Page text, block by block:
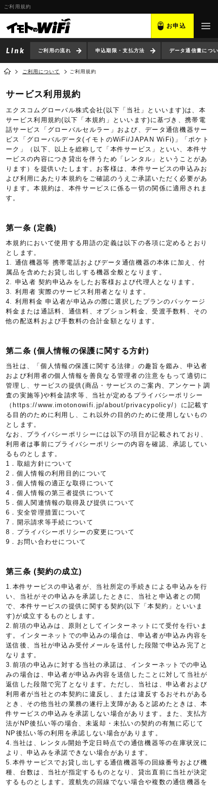
ご利用規約
お申込
ご利用の流れ 申込期限・支払方法 データ通信量につ
ご利用について ご利用規約
サービス利用規約
エクスコムグローバル株式会社(以下「当社」といいます)は、本
サービス利用規約(以下「本規約」といいます)に基づき、携帯電
話サービス「グローバルセルラー」および、データ通信機器サー
ビス「グローバルデータ(イモトのWiFi/JAPAN WiFi)」「ポケト
ーク」（以下、以上を総称して「本件サービス」といい、本件サ
ービスの内容につき貸出を伴うため「レンタル」ということがあ
ります）を提供いたします。お客様は、本件サービスの申込みお
よび利用にあたり本規約をご確認のうえご承諾いただく必要があ
ります。本規約は、本件サービスに係る一切の関係に適用されま
す。
第一条 (定義)
本規約において使用する用語の定義は以下の各項に定めるとおり
とします。
1. 通信機器等 携帯電話およびデータ通信機器の本体に加え、付
属品を含めたお貸し出しする機器全般となります。
2. 申込者 契約申込みをしたお客様および代理人となります。
3. 利用者 実際のサービス利用者となります。
4. 利用料金 申込者が申込みの際に選択したプランのパッケージ
料金または通話料、通信料、オプション料金、受渡手数料、その
他の配送料および手数料の合計金額となります。
第二条 (個人情報の保護に関する方針)
当社は、「個人情報の保護に関する法律」の趣旨を鑑み、申込者
および利用者の個人情報を善良なる管理者の注意をもって適切に
管理し、サービスの提供(商品・サービスのご案内、アンケート調
査の実施等)や料金請求等、当社が定めるプライバシーポリシー
（https://www.imotonowifi.jp/about/privacypolicy/）に記載す
る目的のために利用し、これ以外の目的のために使用しないもの
とします。
なお、プライバシーポリシーには以下の項目が記載されており、
利用者は事前にプライバシーポリシーの内容を確認、承認してい
るものとします。
1．取組方針について
2．個人情報の利用目的について
3．個人情報の適正な取得について
4．個人情報の第三者提供について
5．個人関連情報の取得及び提供について
6．安全管理措置について
7．開示請求等手続について
8．プライバシーポリシーの変更について
9．お問い合わせについて
第三条 (契約の成立)
1.本件サービスの申込者が、当社所定の手続きによる申込みを行
い、当社がその申込みを承諾したときに、当社と申込者との間
で、本件サービスの提供に関する契約(以下「本契約」といいま
す)が成立するものとします。
2.前項の申込みは、原則としてインターネットにて受付を行いま
す。インターネットでの申込みの場合は、申込者が申込み内容を
送信後、当社が申込み受付メールを送付した段階で申込み完了と
なります。
3.前項の申込みに対する当社の承諾は、インターネットでの申込
みの場合は、申込者が申込み内容を送信したことに対して当社が
返信した段階で完了となります。ただし、当社は、申込者および
利用者が当社との本契約に違反し、または違反するおそれがある
とき、その他当社の業務の遂行上支障があると認めたときは、本
件サービスの申込みを承諾しない場合があります。また、支払方
法がNP後払い等の場合、未返却・未払いの契約の有無に応じて
NP後払い等の利用を承認しない場合があります。
4.当社は、レンタル開始予定日時点での通信機器等の在庫状況に
より、申込みを承諾できない場合があります。
5.本件サービスでお貸し出しする通信機器等の回線番号および機
種、台数は、当社が指定するものとなり、貸出直前に当社が決定
するものとします。渡航先の回線でない場合や複数の通信機器を